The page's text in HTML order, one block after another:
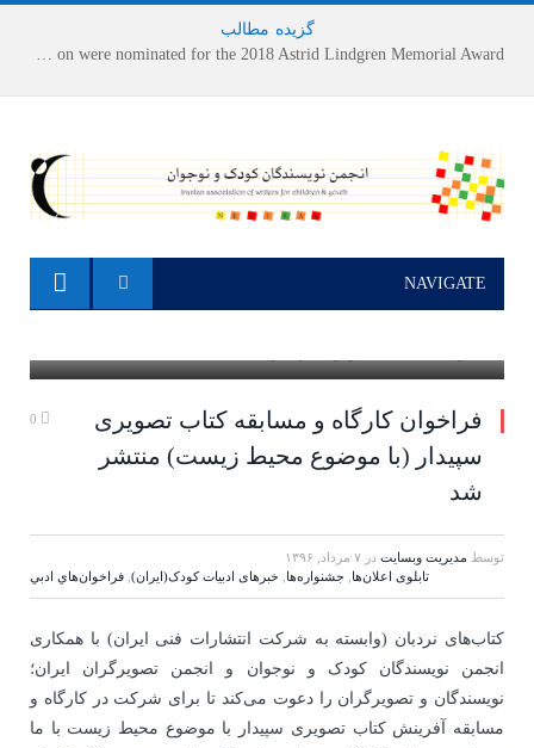
گزیده مطالب
NAVIGATE
فراخوان کارگاه و مسابقه کتاب تصویری
سپیدار (با موضوع محیط زیست) منتشر
شد
توسط مدیریت وبسایت در ۷ مرداد, ۱۳۹۶
تابلوی اعلان‌ها
جشنواره‌ها خبرهای ادبیات کودک(ایران) فراخوان‌هاي ادبي
کتاب‌های نردبان (وابسته به شرکت انتشارات فنی ایران) با همکاری
انجمن نویسندگان کودک و نوجوان و انجمن تصویرگران ایران؛
نویسندگان و تصویرگران را دعوت می‌کند تا برای شرکت در کارگاه و
مسابقه آفرینش کتاب تصویری سپیدار با موضوع محیط زیست با ما